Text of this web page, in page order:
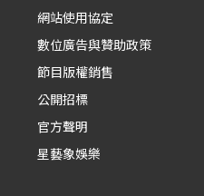
網站使用協定
數位廣告與贊助政策
節目版權銷售
公開招標
官方聲明
星藝象娛樂